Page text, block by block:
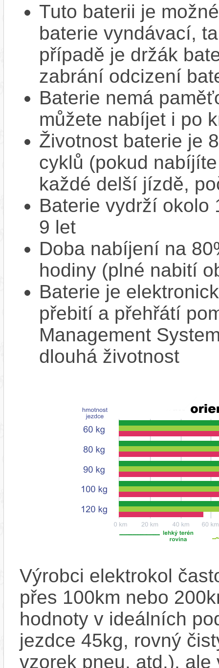
Tuto baterii je
baterie vyndávací,
případě je držák
zabrání odcizení
Baterie nemá
můžete nabíjet i po
Životnost baterie je
cyklů (pokud
každé delší jízdě,
Baterie vydrží okolo
9 let
Doba nabíjení na
hodiny (plné nabití
Baterie je
přebití a přehřátí
Management
dlouhá životnost
Výrobci elektrokol
přes 100km nebo
hodnoty v ideálních
jezdce 45kg, rovný
vzorek pneu, atd.),